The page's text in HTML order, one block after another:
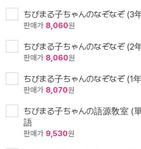
ちびまる子ちゃんのなぞなぞ (3
판매가 8,060원
ちびまる子ちゃんのなぞなぞ (2
판매가 8,060원
ちびまる子ちゃんのなぞなぞ (1
판매가 8,070원
ちびまる子ちゃんの語源敎室 (
語
판매가 9,530원